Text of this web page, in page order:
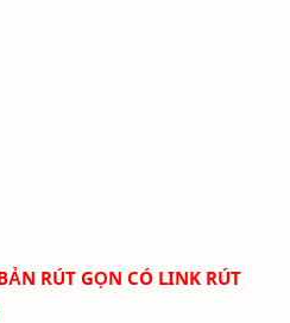
RÚT GỌN CÓ LINK RÚT